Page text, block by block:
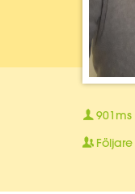
901ms
Följare